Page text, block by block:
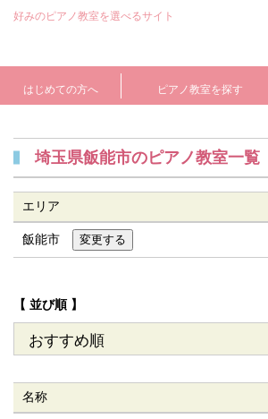
好みのピアノ教室を選べるサイト
はじめての方へ ピアノ教室を探す
埼玉県飯能市のピアノ教室一覧
エリア
飯能市
【 並び順 】
名称